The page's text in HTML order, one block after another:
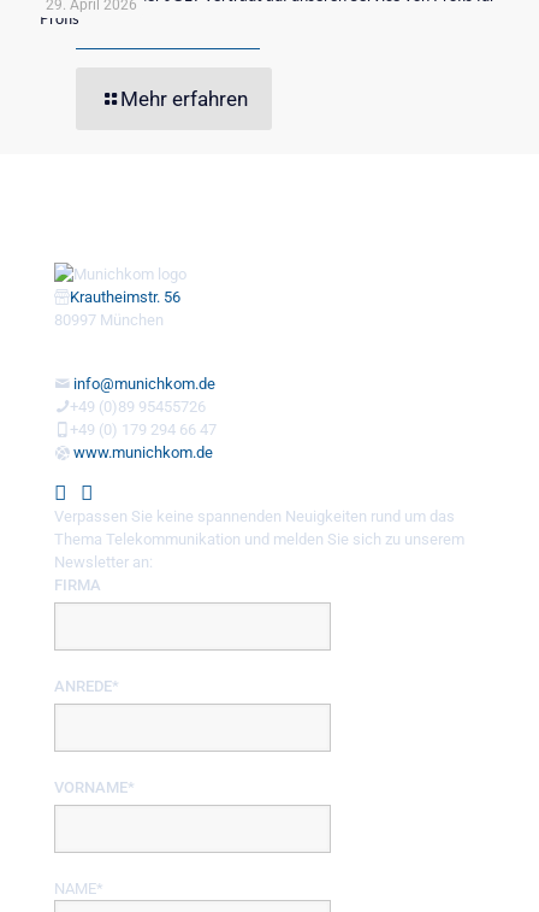
29. April 2026
Profis
Mehr erfahren
Krautheimstr. 56
80997 München
info@munichkom.de
+49 (0)89 95455726
+49 (0) 179 294 66 47
www.munichkom.de
Verpassen Sie keine spannenden Neuigkeiten rund um das
Thema Telekommunikation und melden Sie sich zu unserem
Newsletter an:
FIRMA
ANREDE*
VORNAME*
NAME*